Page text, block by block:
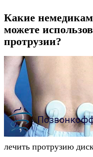
Какие
можете
протрузии?
лечить протрузию